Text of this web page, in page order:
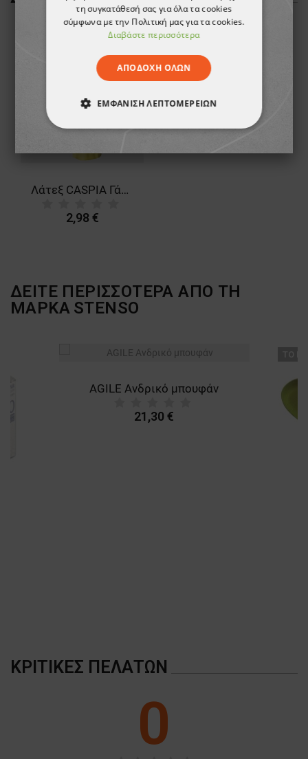
Λάτεξ CASPIA Γάντια Νεοπρενίου +
2,98 €
ΔΕΙΤΕ ΠΕΡΙΣΣΟΤΕΡΑ ΑΠΟ ΤΗ
ΜΑΡΚΑ STENSO
AGILE Ανδρικό μπουφάν
21,30 €
ΚΡΙΤΙΚΈΣ ΠΕΛΑΤΏΝ
0
τη συγκατάθεσή σας για όλα τα cookies
σύμφωνα με την Πολιτική μας για τα cookies.
Διαβάστε περισσότερα
ΑΠΟΔΟΧΉ ΌΛΩΝ
ΕΜΦΆΝΙΣΗ ΛΕΠΤΟΜΕΡΕΙΏΝ
ΑΠΟΛΎΤΩΣ ΑΠΑΡΑΊΤΗΤΑ